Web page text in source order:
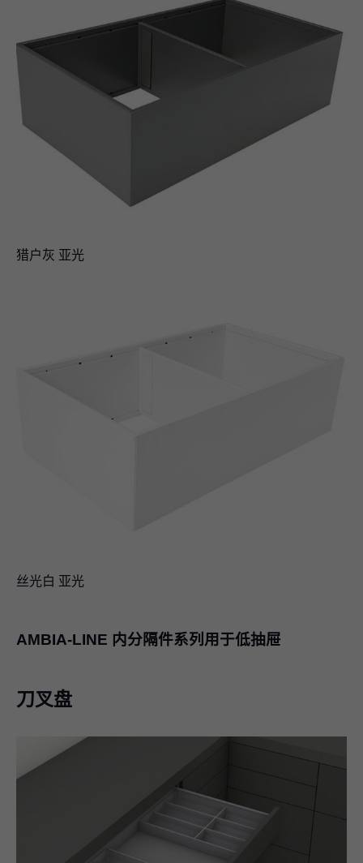
猎户灰 亚光
丝光白 亚光
AMBIA-LINE 内分隔件系列用于低抽屉
刀叉盘